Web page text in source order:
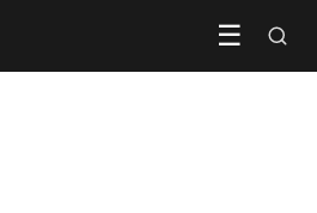
☰